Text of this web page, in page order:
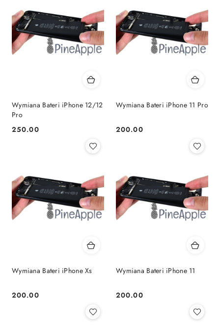
Wymiana Bateri iPhone 12/12
Pro
Cena:
250.00
Wymiana Bateri iPhone 11 Pro
Cena:
200.00
Wymiana Bateri iPhone Xs
Cena:
200.00
Wymiana Bateri iPhone 11
Cena:
200.00